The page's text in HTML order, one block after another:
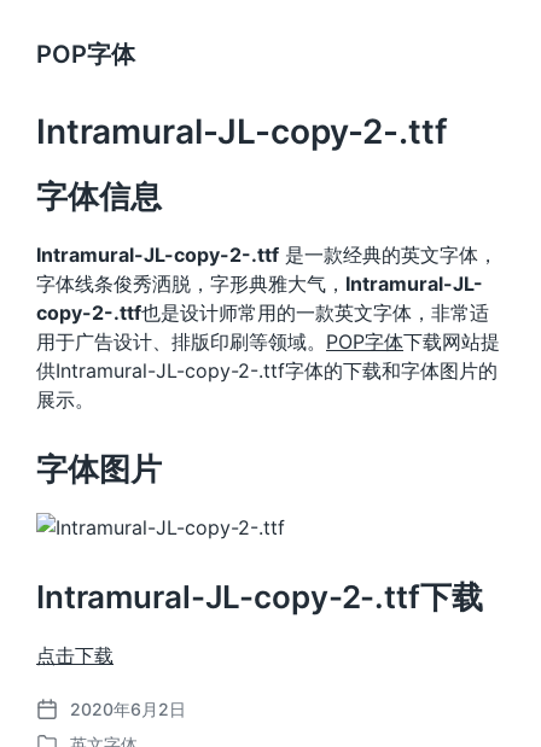
POP字体
Intramural-JL-copy-2-.ttf
字体信息
Intramural-JL-copy-2-.ttf 是一款经典的英文字体，
字体线条俊秀洒脱，字形典雅大气， Intramural-JL-
copy-2-.ttf也是设计师常用的一款英文字体，非常适
用于广告设计、排版印刷等领域。 POP字体下载网站提
供Intramural-JL-copy-2-.ttf字体的下载和字体图片的
展示。
字体图片
Intramural-JL-copy-2-.ttf下载
点击下载
发
2020年6月2日